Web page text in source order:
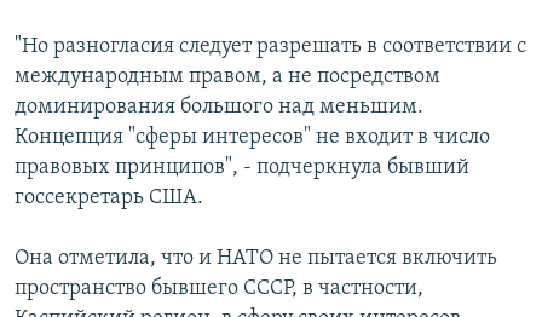
"Но разногласия следует разрешать в соответствии с
международным правом, а не посредством
доминирования большого над меньшим.
Концепция "сферы интересов" не входит в число
правовых принципов", - подчеркнула бывший
госсекретарь США.
Она отметила, что и НАТО не пытается включить
пространство бывшего СССР, в частности,